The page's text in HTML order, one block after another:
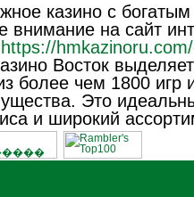
казино с
внимание на сайт
https://
Восток
более чем 1800 игр
Это
и широкий